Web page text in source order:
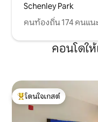
Schenley Park
คนท้องถิ่น 174 คนแน
คอนโดใ
โดนใจเกสต์ที่สุด
โดนใจเกสต์